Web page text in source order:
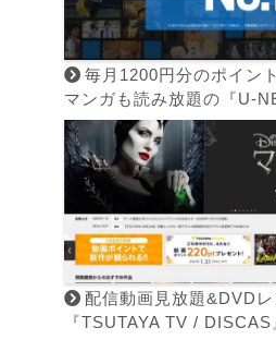
毎月1200円分のポイン
マンガも読み放題の『U-
配信動画見放題&DVD
『TSUTAYA TV / DISCAS